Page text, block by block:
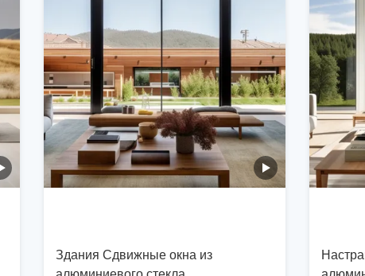
Здания Сдвижные окна из